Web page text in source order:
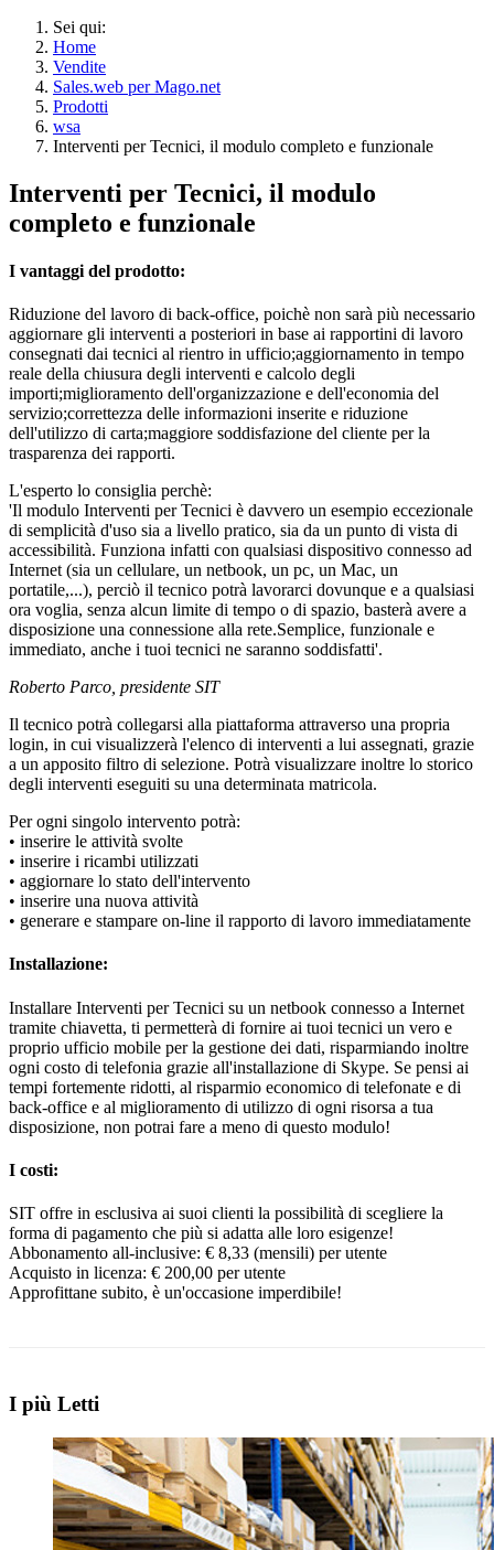
Sei qui:
Home
Vendite
Sales.web per Mago.net
Prodotti
wsa
Interventi per Tecnici, il modulo completo e funzionale
Interventi per Tecnici, il modulo
completo e funzionale
I vantaggi del prodotto:
Riduzione del lavoro di back-office, poichè non sarà più necessario
aggiornare gli interventi a posteriori in base ai rapportini di lavoro
consegnati dai tecnici al rientro in ufficio;aggiornamento in tempo
reale della chiusura degli interventi e calcolo degli
importi;miglioramento dell'organizzazione e dell'economia del
servizio;correttezza delle informazioni inserite e riduzione
dell'utilizzo di carta;maggiore soddisfazione del cliente per la
trasparenza dei rapporti.
L'esperto lo consiglia perchè:
'Il modulo Interventi per Tecnici è davvero un esempio eccezionale
di semplicità d'uso sia a livello pratico, sia da un punto di vista di
accessibilità. Funziona infatti con qualsiasi dispositivo connesso ad
Internet (sia un cellulare, un netbook, un pc, un Mac, un
portatile,...), perciò il tecnico potrà lavorarci dovunque e a qualsiasi
ora voglia, senza alcun limite di tempo o di spazio, basterà avere a
disposizione una connessione alla rete.Semplice, funzionale e
immediato, anche i tuoi tecnici ne saranno soddisfatti'.
Roberto Parco, presidente SIT
Il tecnico potrà collegarsi alla piattaforma attraverso una propria
login, in cui visualizzerà l'elenco di interventi a lui assegnati, grazie
a un apposito filtro di selezione. Potrà visualizzare inoltre lo storico
degli interventi eseguiti su una determinata matricola.
Per ogni singolo intervento potrà:
• inserire le attività svolte
• inserire i ricambi utilizzati
• aggiornare lo stato dell'intervento
• inserire una nuova attività
• generare e stampare on-line il rapporto di lavoro immediatamente
Installazione:
Installare Interventi per Tecnici su un netbook connesso a Internet
tramite chiavetta, ti permetterà di fornire ai tuoi tecnici un vero e
proprio ufficio mobile per la gestione dei dati, risparmiando inoltre
ogni costo di telefonia grazie all'installazione di Skype. Se pensi ai
tempi fortemente ridotti, al risparmio economico di telefonate e di
back-office e al miglioramento di utilizzo di ogni risorsa a tua
disposizione, non potrai fare a meno di questo modulo!
I costi:
SIT offre in esclusiva ai suoi clienti la possibilità di scegliere la
forma di pagamento che più si adatta alle loro esigenze!
Abbonamento all-inclusive: € 8,33 (mensili) per utente
Acquisto in licenza: € 200,00 per utente
Approfittane subito, è un'occasione imperdibile!
I più Letti